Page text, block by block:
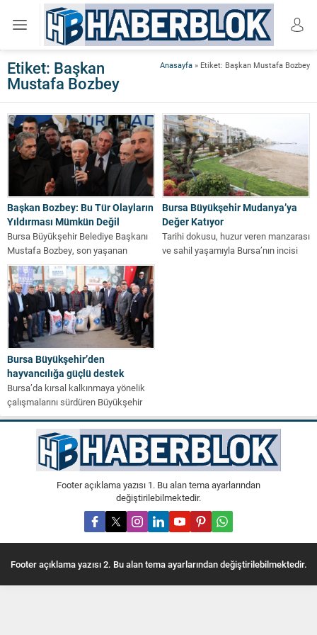
Anasayfa » Etiket: Başkan Mustafa Bozbey
Etiket: Başkan
Mustafa Bozbey
Başkan Bozbey: Bu Tür Olayların
Yıldırması Mümkün Değil
Bursa Büyükşehir Belediye Başkanı
Mustafa Bozbey, son yaşanan
provokasyonun kendisini
yıldıramayacağını belirterek, “27 yıldır
hemşehrilerimizin...
Bursa Büyükşehir Mudanya’ya
Değer Katıyor
Tarihi dokusu, huzur veren manzarası
ve sahil yaşamıyla Bursa’nın incisi
Bursa Büyükşehir’den
hayvancılığa güçlü destek
Bursa’da kırsal kalkınmaya yönelik
çalışmalarını sürdüren Büyükşehir
Belediyesi, küçükbaş hayvan
yetiştiricilerine yönelik desteklerini
artırarak devam...
Footer açıklama yazısı 1. Bu alan tema ayarlarından
değiştirilebilmektedir.
Footer açıklama yazısı 2. Bu alan tema ayarlarından değiştirilebilmektedir.